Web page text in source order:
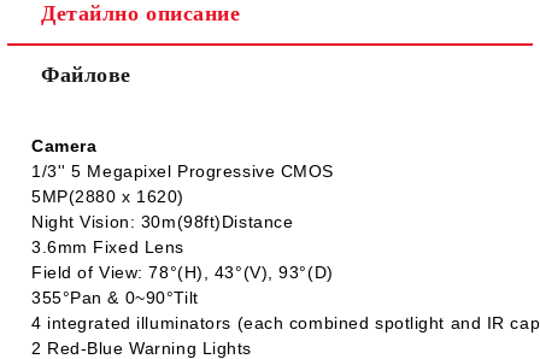
Ние ще се свържем с вас в рамките на работния ден.
Детайлно описание
Файлове
Camera
1/3'' 5 Megapixel Progressive CMOS
5MP(2880 x 1620)
Night Vision: 30m(98ft)Distance
3.6mm Fixed Lens
Field of View: 78°(H), 43°(V), 93°(D)
355°Pan & 0~90°Tilt
4 integrated illuminators (each combined spotlight and IR
2 Red-Blue Warning Lights